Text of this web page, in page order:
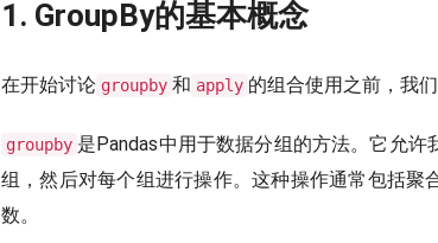
1. GroupBy的基本概念
在开始讨论 groupby 和 apply 的组合使用之前，我
groupby 是Pandas中用于数据分组的方法。它允
组，然后对每个组进行操作。这种操作通常包括聚
数。